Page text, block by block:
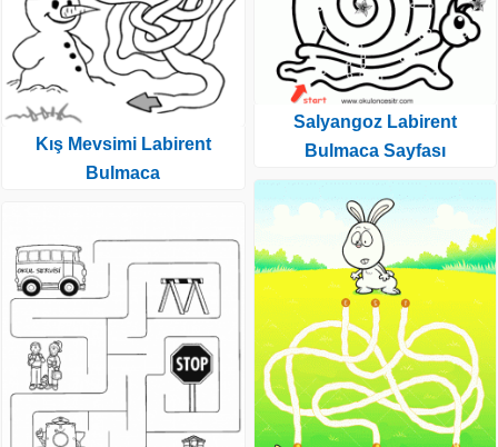
Kış Mevsimi Labirent
Bulmaca
Salyangoz Labirent
Bulmaca Sayfası